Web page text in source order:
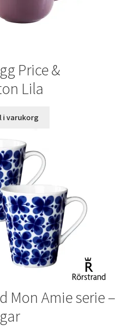
Price &
Lila
i varukorg
Mon Amie serie –